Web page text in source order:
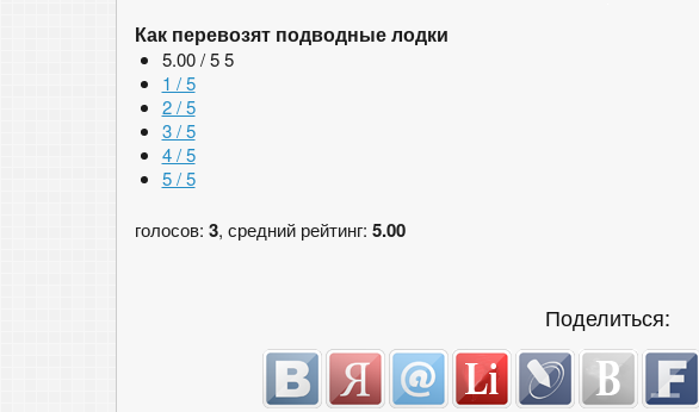
Как перевозят подводные лодки
5.00 / 5 5
1 / 5
2 / 5
3 / 5
4 / 5
5 / 5
голосов: 3, средний рейтинг: 5.00
Поделиться: